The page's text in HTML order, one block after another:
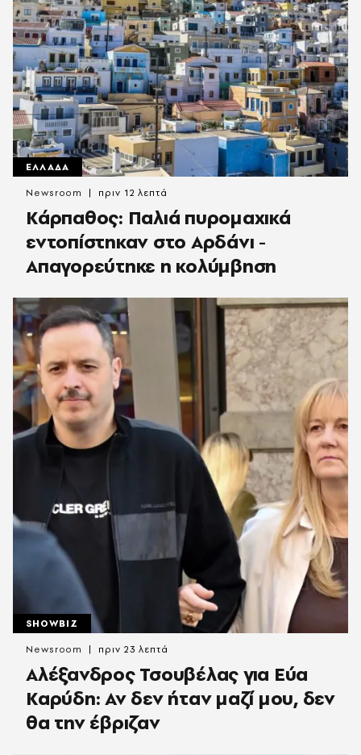
ΕΛΛΑΔΑ
Κάρπαθος: Παλιά πυρομαχικά
εντοπίστηκαν στο Αρδάνι -
Απαγορεύτηκε η κολύμβηση
Newsroom πριν 12 λεπτά
SHOWBIZ
Αλέξανδρος Τσουβέλας για Εύα
Καρύδη: Αν δεν ήταν μαζί μου, δεν
θα την έβριζαν
Newsroom πριν 23 λεπτά